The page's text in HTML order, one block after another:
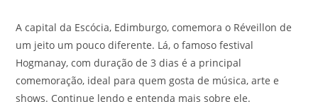
A capital da Escócia, Edimburgo, comemora o Réveillon de
um jeito um pouco diferente. Lá, o famoso festival
Hogmanay, com duração de 3 dias é a principal
comemoração, ideal para quem gosta de música, arte e
shows. Continue lendo e entenda mais sobre ele.